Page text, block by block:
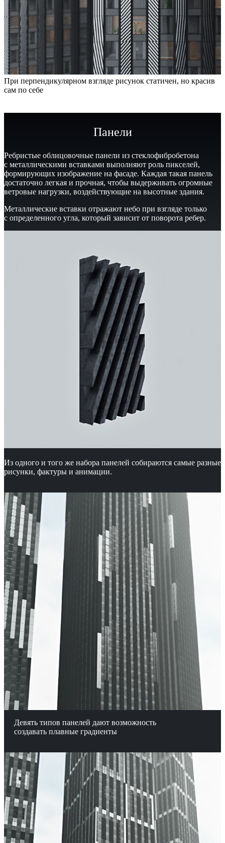
При перпендикулярном взгляде рисунок статичен, но красив
сам по себе
Панели
Ребристые облицовочные панели из стеклофибробетона
с металлическими вставками выполняют роль пикселей,
формирующих изображение на фасаде. Каждая такая панель
достаточно легкая и прочная, чтобы выдерживать огромные
ветровые нагрузки, воздействующие на высотные здания.
Металлические вставки отражают небо при взгляде только
с определенного угла, который зависит от поворота ребер.
Из одного и того же набора панелей собираются самые разные
рисунки, фактуры и анимации.
Девять типов панелей дают возможность
создавать плавные градиенты